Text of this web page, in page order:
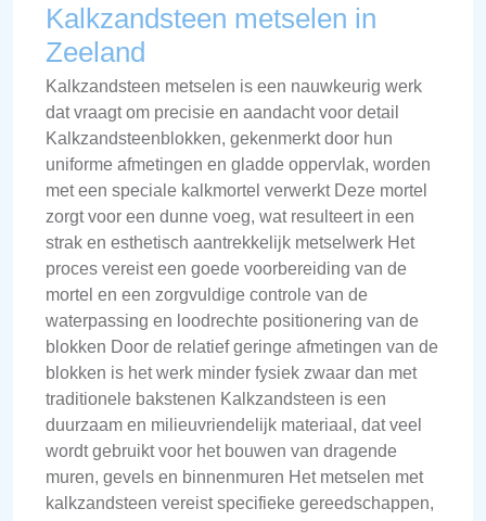
Kalkzandsteen metselen in
Zeeland
Kalkzandsteen metselen is een nauwkeurig werk
dat vraagt om precisie en aandacht voor detail
Kalkzandsteenblokken, gekenmerkt door hun
uniforme afmetingen en gladde oppervlak, worden
met een speciale kalkmortel verwerkt Deze mortel
zorgt voor een dunne voeg, wat resulteert in een
strak en esthetisch aantrekkelijk metselwerk Het
proces vereist een goede voorbereiding van de
mortel en een zorgvuldige controle van de
waterpassing en loodrechte positionering van de
blokken Door de relatief geringe afmetingen van de
blokken is het werk minder fysiek zwaar dan met
traditionele bakstenen Kalkzandsteen is een
duurzaam en milieuvriendelijk materiaal, dat veel
wordt gebruikt voor het bouwen van dragende
muren, gevels en binnenmuren Het metselen met
kalkzandsteen vereist specifieke gereedschappen,